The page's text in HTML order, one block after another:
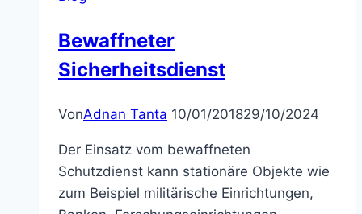
Bewaffneter
Sicherheitsdienst
VonAdnan Tanta 10/01/201829/10/2024
Der Einsatz vom bewaffneten
Schutzdienst kann stationäre Objekte wie
zum Beispiel militärische Einrichtungen,